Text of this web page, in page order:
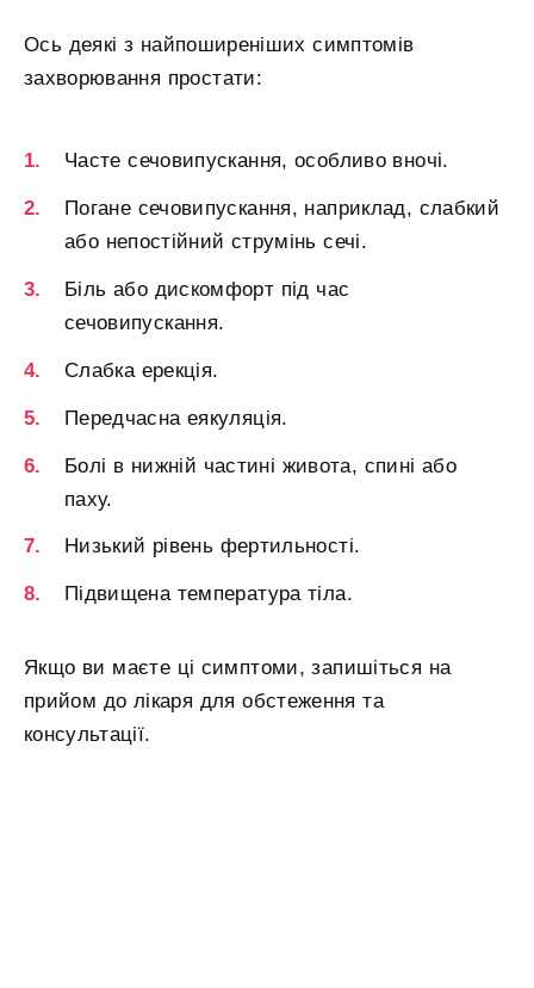
Ось деякі з найпоширеніших симптомів
захворювання простати:
Часте сечовипускання, особливо вночі.
Погане сечовипускання, наприклад, слабкий
або непостійний струмінь сечі.
Біль або дискомфорт під час
сечовипускання.
Слабка ерекція.
Передчасна еякуляція.
Болі в нижній частині живота, спині або
паху.
Низький рівень фертильності.
Підвищена температура тіла.
Якщо ви маєте ці симптоми, запишіться на
прийом до лікаря для обстеження та
консультації.